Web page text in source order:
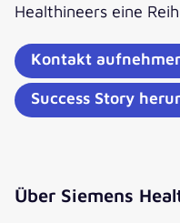
Healthineers eine
Kontakt
Success Story
Über Siemens